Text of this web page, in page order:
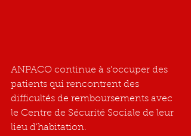
ANPACO continue à s'occuper des
patients qui rencontrent des
difficultés de remboursements avec
le Centre de Sécurité Sociale de leur
lieu d'habitation.